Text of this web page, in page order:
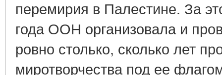
перемирия в Палестине. За
года ООН организовала и
ровно столько, сколько лет
миротворчества под ее